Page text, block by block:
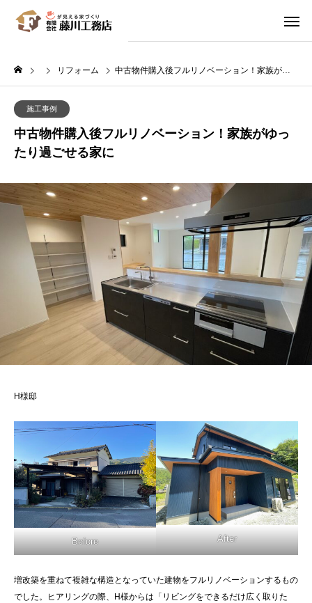
リフォーム 中古物件購入後フルリノベーション！家族がゆったり過ごせる家に
施工事例
中古物件購入後フルリノベーション！家族がゆっ
たり過ごせる家に
H様邸
Before After
増改築を重ねて複雑な構造となっていた建物をフルリノベーションするもの
でした。ヒアリングの際、H様からは「リビングをできるだけ広く取りた